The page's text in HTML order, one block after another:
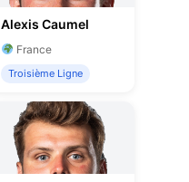
Alexis Caumel
France
Troisième Ligne